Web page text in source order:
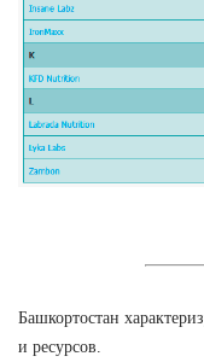
Башкортостан
и ресурсов.